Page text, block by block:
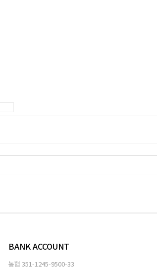
BANK ACCOUNT
농협 351-1245-9500-33